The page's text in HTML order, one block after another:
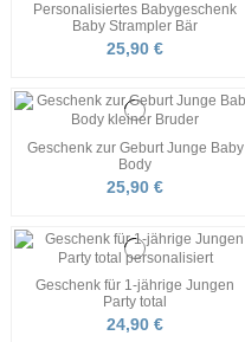
Personalisiertes Babygeschenk
Baby Strampler Bär
25,90 €
Geschenk zur Geburt Junge Baby
Body
25,90 €
Geschenk für 1-jährige Jungen
Party total
24,90 €